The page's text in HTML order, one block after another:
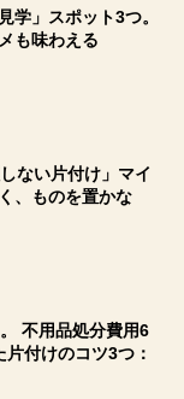
学」スポット3つ。
も味わえる
ない片付け」マイ
、ものを置かな
不用品処分費用6
付けのコツ3つ：